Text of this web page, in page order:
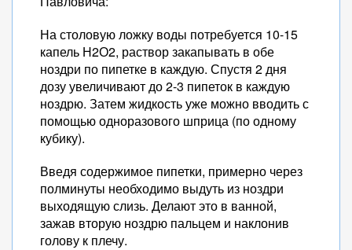
На столовую ложку воды потребуется 10-15
капель Н2О2, раствор закапывать в обе
ноздри по пипетке в каждую. Спустя 2 дня
дозу увеличивают до 2-3 пипеток в каждую
ноздрю. Затем жидкость уже можно вводить с
помощью одноразового шприца (по одному
кубику).
Введя содержимое пипетки, примерно через
полминуты необходимо выдуть из ноздри
выходящую слизь. Делают это в ванной,
зажав вторую ноздрю пальцем и наклонив
голову к плечу.